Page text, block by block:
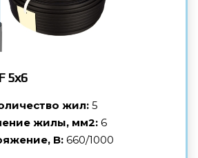
5х6
жил: 5
жилы, мм2: 6
В: 660/1000